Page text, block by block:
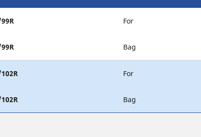
For
Bag
For
Bag